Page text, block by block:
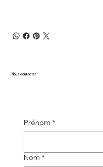
Prénom *
Nom *
Nous contacter